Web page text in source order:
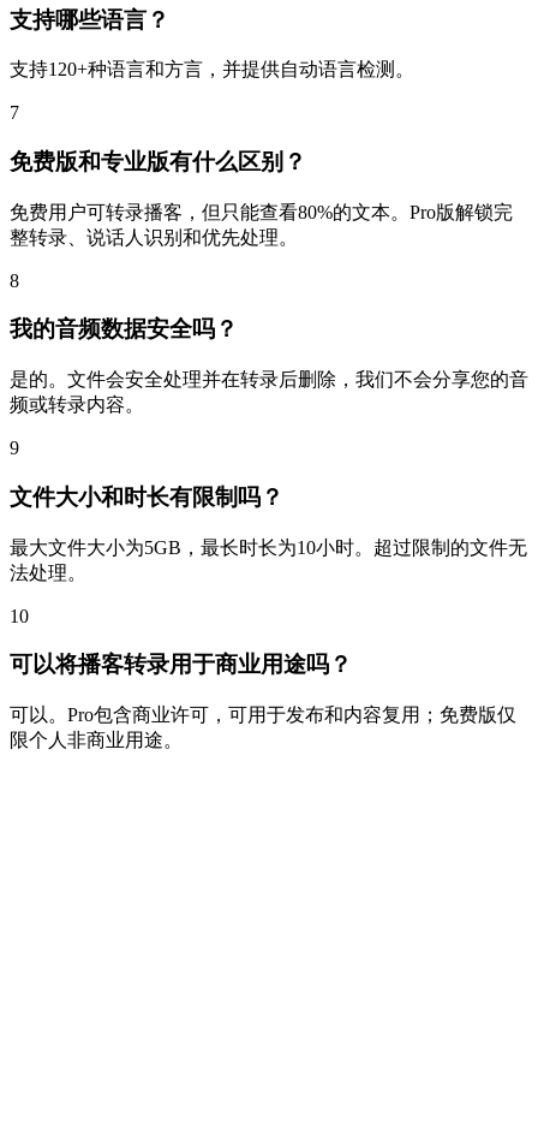
支持哪些语言？
支持120+种语言和方言，并提供自动语言检测。
7
免费版和专业版有什么区别？
免费用户可转录播客，但只能查看80%的文本。Pro版解锁完
整转录、说话人识别和优先处理。
8
我的音频数据安全吗？
是的。文件会安全处理并在转录后删除，我们不会分享您的音
频或转录内容。
9
文件大小和时长有限制吗？
最大文件大小为5GB，最长时长为10小时。超过限制的文件无
法处理。
10
可以将播客转录用于商业用途吗？
可以。Pro包含商业许可，可用于发布和内容复用；免费版仅
限个人非商业用途。